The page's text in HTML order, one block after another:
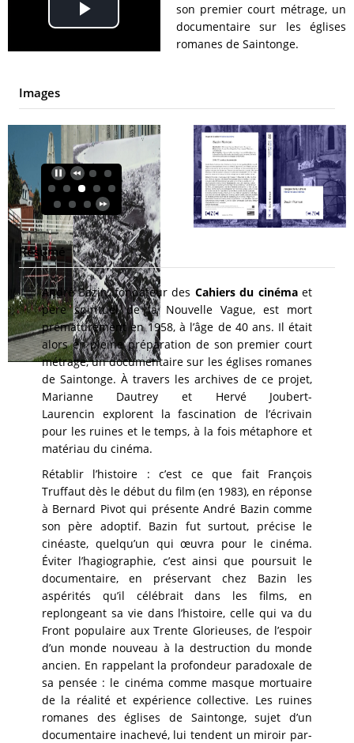
Play
Video
son premier court métrage, un
documentaire sur les églises
romanes de Saintonge.
Images
Résumé
André Bazin, fondateur des Cahiers du cinémaet
père spirituel de la Nouvelle Vague, est mort
prématurément en 1958, à l’âge de 40 ans. Il était
alors en pleine préparation de son premier court
métrage, un documentaire sur les églises romanes
de Saintonge. À travers les archives de ce projet,
Marianne Dautrey et Hervé Joubert-
Laurencin explorent la fascination de l’écrivain
pour les ruines et le temps, à la fois métaphore et
matériau du cinéma.
Rétablir l’histoire : c’est ce que fait François
Truffaut dès le début du film (en 1983), en réponse
à Bernard Pivot qui présente André Bazin comme
son père adoptif. Bazin fut surtout, précise le
cinéaste, quelqu’un qui œuvra pour le cinéma.
Éviter l’hagiographie, c’est ainsi que poursuit le
documentaire, en préservant chez Bazin les
aspérités qu’il célébrait dans les films, en
replongeant sa vie dans l’histoire, celle qui va du
Front populaire aux Trente Glorieuses, de l’espoir
d’un monde nouveau à la destruction du monde
ancien. En rappelant la profondeur paradoxale de
sa pensée : le cinéma comme masque mortuaire
de la réalité et expérience collective. Les ruines
romanes des églises de Saintonge, sujet d’un
documentaire inachevé, lui tendent un miroir par-